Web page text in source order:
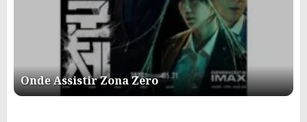
Onde Assistir Zona Zero